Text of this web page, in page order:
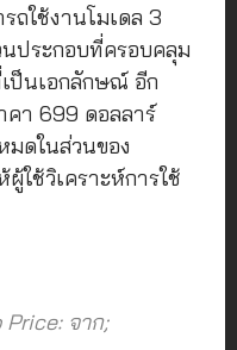
ถใช้งานโมเดล 3
ประกอบที่ครอบคลุม
ป็นเอกลักษณ์ อีก
คา 699 ดอลลาร์
มดในส่วนของ
ใช้วิเคราะห์การใช้
จาก;